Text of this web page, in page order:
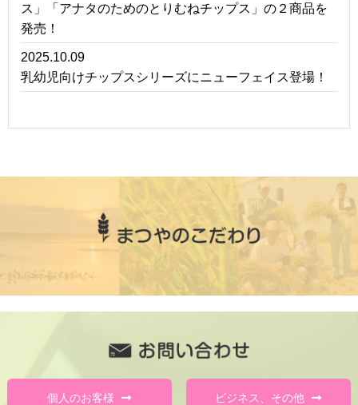
ス」「アナタのためのとりむねチップス」の２商品を
発売！
2025.10.09
乳幼児向けチップスシリーズにニューフェイス登場！
個人のお客様 ビジネス、その他